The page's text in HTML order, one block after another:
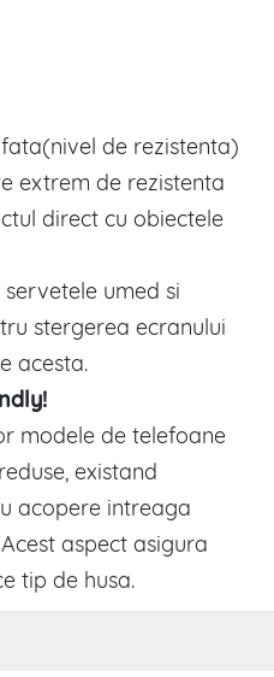
de rezistenta)
extrem de rezistenta
direct cu obiectele
umed si
stergerea ecranului
acesta.
modele de telefoane
existand
acopere intreaga
aspect asigura
tip de husa.